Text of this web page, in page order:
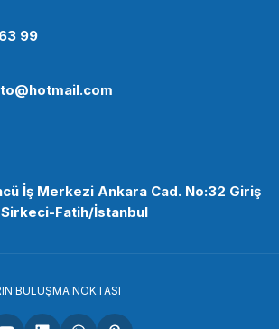
99
İş Merkezi Ankara Cad. No:32 Giriş
Sirkeci-Fatih/İstanbul
BULUŞMA NOKTASI